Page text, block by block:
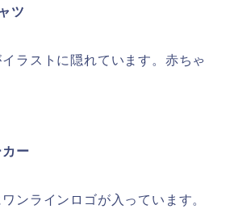
ツ
ラストに隠れています。赤ちゃ
ー
ンラインロゴが入っています。